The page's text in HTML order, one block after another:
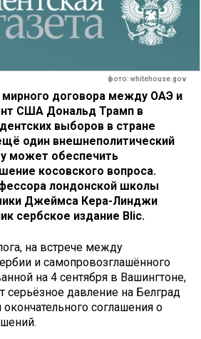
фото: whitehouse.gov
мирного договора между ОАЭ и
США Дональд Трамп в
выборов в стране
один внешнеполитический
может обеспечить
косовского вопроса.
лондонской школы
Джеймса Кера-Линджи
сербское издание Blic.
на встрече между
и самопровозглашённого
на 4 сентября в Вашингтоне,
давление на Белград
соглашения о